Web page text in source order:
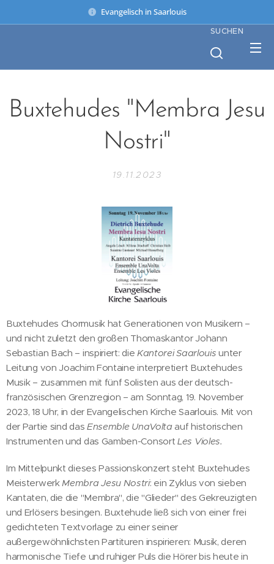
Evangelisch in Saarlouis
SUCHEN
Buxtehudes "Membra Jesu
Nostri"
19.11.2023
Buxtehudes Chormusik hat Generationen von Musikern –
und nicht zuletzt den großen Thomaskantor Johann
Sebastian Bach – inspiriert: die Kantorei Saarlouis unter
Leitung von Joachim Fontaine interpretiert Buxtehudes
Musik – zusammen mit fünf Solisten aus der deutsch-
französischen Grenzregion – am Sonntag, 19. November
2023, 18 Uhr, in der Evangelischen Kirche Saarlouis. Mit von
der Partie sind das Ensemble UnaVoltaauf historischen
Instrumenten und das Gamben-ConsortLes Violes.
Im Mittelpunkt dieses Passionskonzert steht Buxtehudes
MeisterwerkMembra Jesu Nostri: ein Zyklus von sieben
Kantaten, die die "Membra", die "Glieder" des Gekreuzigten
und Erlösers besingen. Buxtehude ließ sich von einer frei
gedichteten Textvorlage zu einer seiner
außergewöhnlichsten Partituren inspirieren: Musik, deren
harmonische Tiefe und ruhiger Puls die Hörer bis heute in